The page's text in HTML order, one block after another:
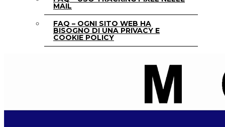
MAIL
FAQ – OGNI SITO WEB HA
BISOGNO DI UNA PRIVACY E
COOKIE POLICY